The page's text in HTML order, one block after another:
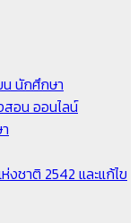
น นักศึกษา
สอน ออนไลน์
ชาติ 2542 และแก้ไข